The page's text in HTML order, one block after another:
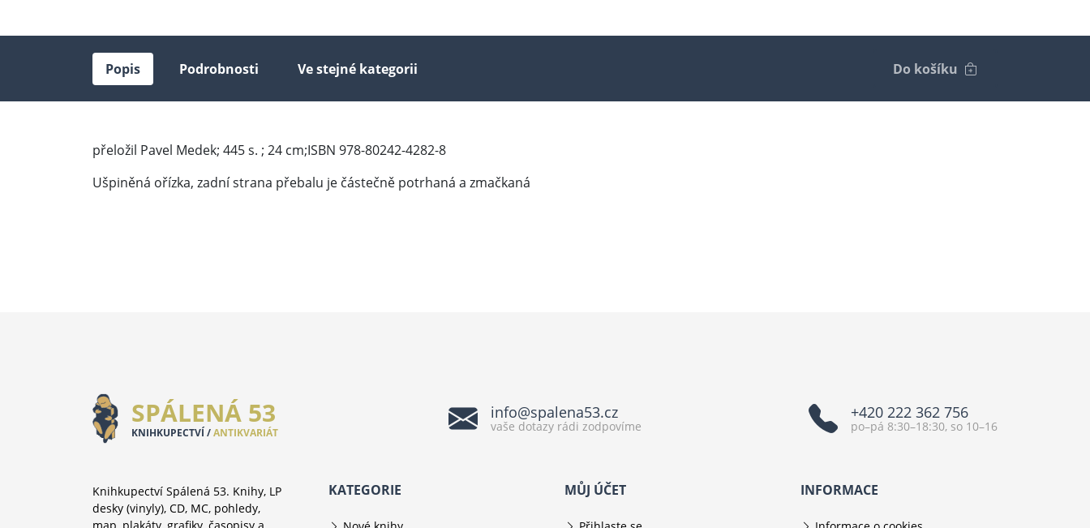
Popis Podrobnosti Ve stejné kategorii Do košíku
přeložil Pavel Medek; 445 s. ; 24 cm;ISBN 978-80242-4282-8
Ušpiněná ořízka, zadní strana přebalu je částečně potrhaná a zmačkaná
SPÁLENÁ 53
KNIHKUPECTVÍ /ANTIKVARIÁT
info@spalena53.cz
vaše dotazy rádi zodpovíme
+420 222 362 756
po–pá 8:30–18:30, so 10–16
Knihkupectví Spálená 53. Knihy, LP
desky (vinyly), CD, MC, pohledy,
KATEGORIE MŮJ ÚČET INFORMACE